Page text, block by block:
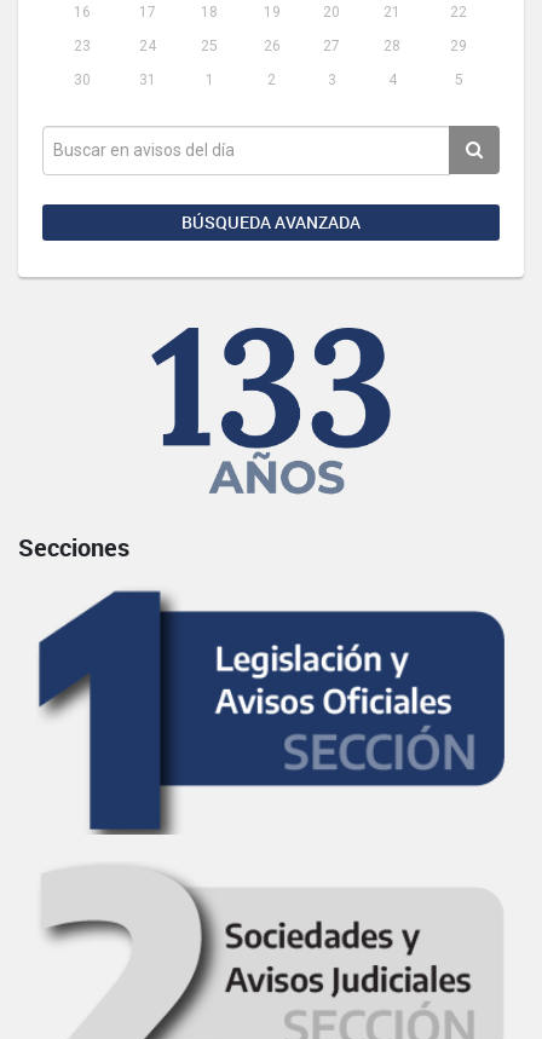
16
17 18 19 20 21
22
23
24 25 26 27 28
29
30
31 1 2 3 4 5
BÚSQUEDA AVANZADA
Secciones